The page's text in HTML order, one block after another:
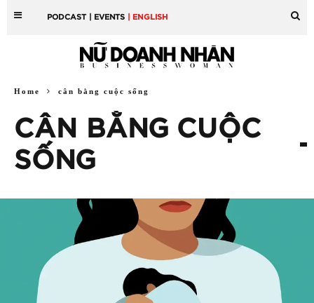
PODCAST | EVENTS | ENGLISH
Home cân bằng cuộc sống
CÂN BẰNG CUỘC
SỐNG